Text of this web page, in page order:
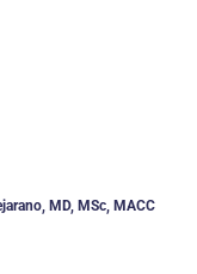
MD, MSc, MACC